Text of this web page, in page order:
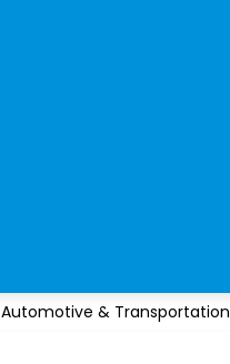
Automotive & Transportation